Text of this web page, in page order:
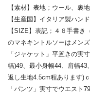
【素材】表地；ウール、裏
【生産国】イタリア製ハン
【SIZE】表記；４６手書
のマネキントルソーはメンズ
「ジャケット」平置きの実
幅)49、最小身幅44、肩幅43
返し生地4.5cm程あります)ｃ
「パンツ」実寸でウエスト